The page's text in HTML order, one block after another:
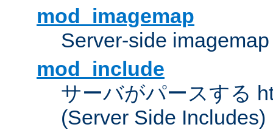
mod_imagemap
Server-side
mod_include
サーバがパースする
(Server Side Includes)